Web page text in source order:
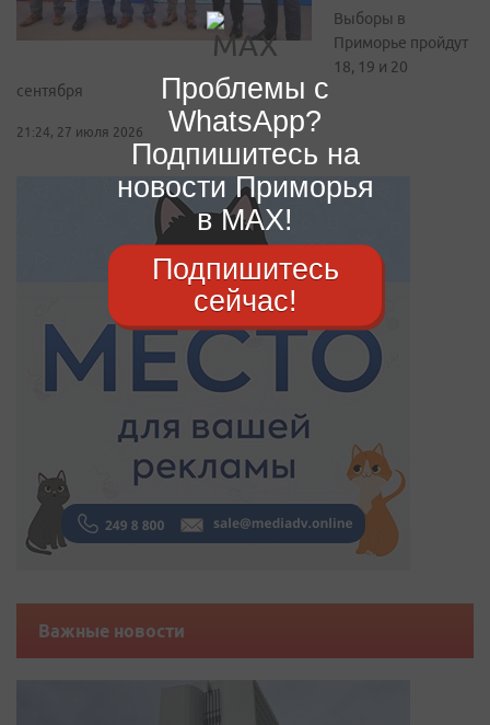
Выборы в
Приморье пройдут
18, 19 и 20
сентября
21:24, 27 июля 2026
Важные новости
Проблемы с
WhatsApp?
Подпишитесь на
новости Приморья
в MAX!
Подпишитесь
сейчас!